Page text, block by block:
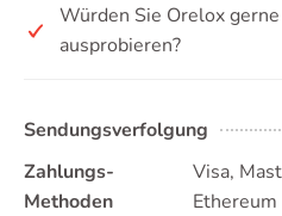
Würden Sie Orelox
ausprobieren?
Sendungsverfolgung
Zahlungs-
Methoden
Visa,
Ethereum